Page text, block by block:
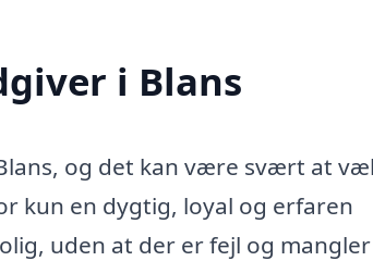
i Blans
og det kan være svært at
kun en dygtig, loyal og erfaren
uden at der er fejl og